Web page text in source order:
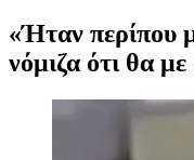
«Ήταν περίπου
νόμιζα ότι θα με